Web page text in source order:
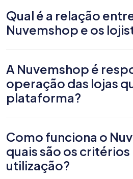
Qual é a relação
Nuvemshop e os
A Nuvemshop é
operação das lojas
plataforma?
Como funciona o
quais são os critérios
utilização?